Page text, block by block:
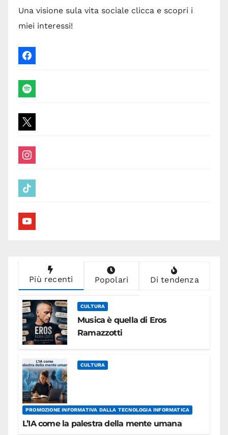
Una visione sula vita sociale clicca e scopri i
miei interessi!
facebook
spotify
x
instagram
tiktok
youtube
Più recenti Popolari Di tendenza
CULTURA
Musica è quella di Eros
Ramazzotti
CULTURA
PROMOZIONE INFORMATIVA DALLA TECNOLOGIA INFORMATICA
L’IA come la palestra della mente umana